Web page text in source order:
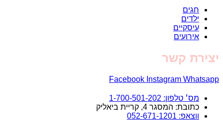
חגים
ילדים
עיסקיים
אירועים
יצירת קשר
Facebook Instagram Whatsapp
מס׳ טלפון: 1-700-501-202
כתובת: המסגר 4, קריית ביאליק
ווצאפ: 052-671-1201